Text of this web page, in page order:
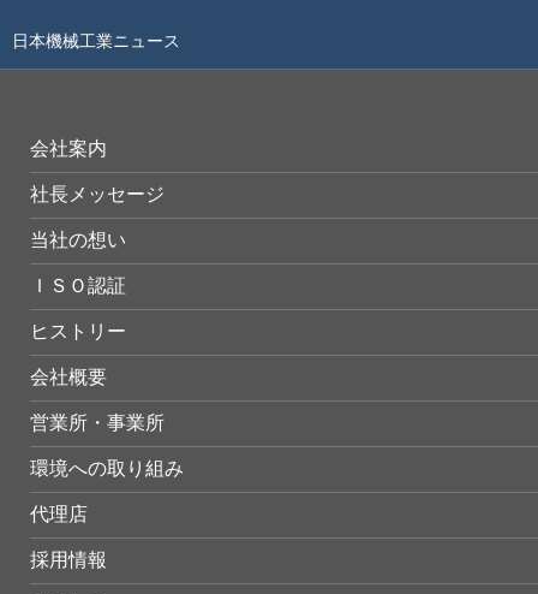
日本機械工業ニュース
会社案内
社長メッセージ
当社の想い
ＩＳＯ認証
ヒストリー
会社概要
営業所・事業所
環境への取り組み
代理店
採用情報